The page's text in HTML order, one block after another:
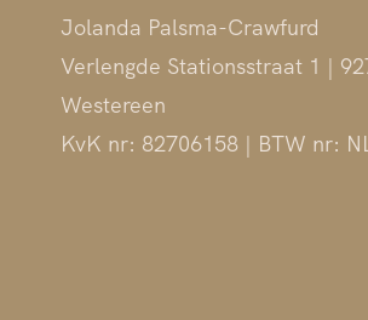
Jolanda Palsma-Crawfurd
Verlengde Stationsstraat 1 |
Westereen
KvK nr: 82706158 | BTW nr: